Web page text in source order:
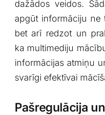
dažādos ‌veidos.
apgūt informāciju ne
bet arī ‌redzot un
ka multimediju
informācijas atmiņu
svarīgi efektīvai
Pašregulācija